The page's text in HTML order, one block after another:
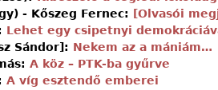
- Kőszeg Fernec:
[Olvasói
Lehet egy csipetnyi
Sándor]: Nekem az a mániám…
A köz – PTK-ba gyűrve
A víg esztendő emberei